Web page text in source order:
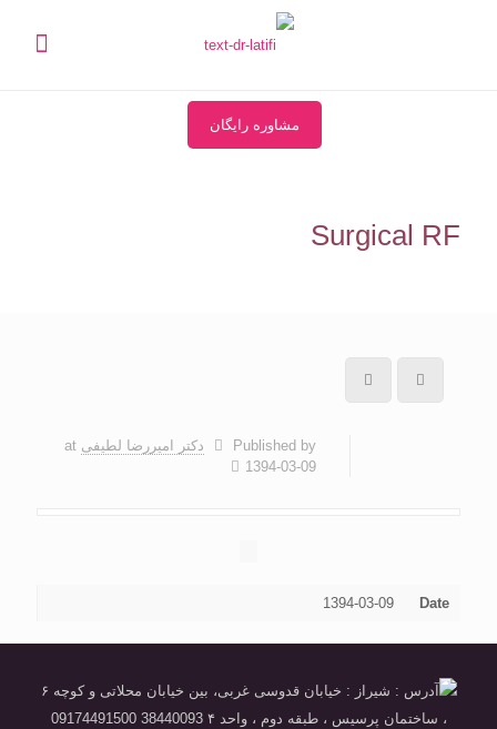
مشاوره رایگان
Surgical RF
Published by دکتر امیررضا لطیفی at
1394-03-09
Date
1394-03-09
آدرس : شیراز : خیابان قدوسی غربی، بین خیابان محلاتی و کوچه ۶
، ساختمان پرسیس ، طبقه دوم ، واحد ۴ 38440093 09174491500